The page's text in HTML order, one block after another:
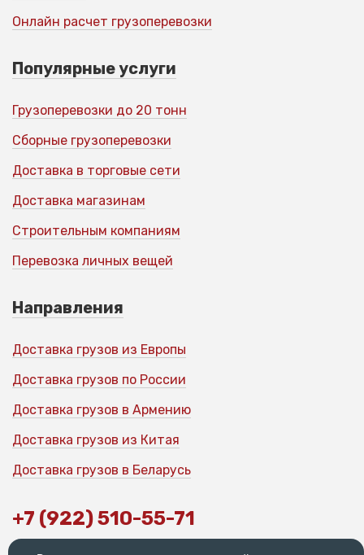
Онлайн расчет грузоперевозки
Популярные услуги
Грузоперевозки до 20 тонн
Сборные грузоперевозки
Доставка в торговые сети
Доставка магазинам
Строительным компаниям
Перевозка личных вещей
Направления
Доставка грузов из Европы
Доставка грузов по России
Доставка грузов в Армению
Доставка грузов из Китая
Доставка грузов в Беларусь
+7 (922) 510-55-71